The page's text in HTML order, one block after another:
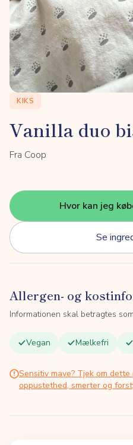
KIKS
Vanilla duo
Fra Coop
Hvor kan jeg
Se
Allergen- og
Informationen skal betragtes
Vegan Mælkefri
Sensitiv mave? Tjek om
oppustethed, smerter og